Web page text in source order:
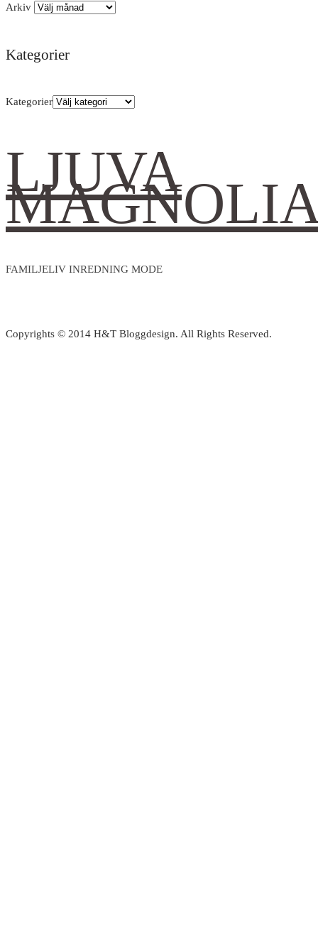
Arkiv
Kategorier
Kategorier
LJUVA
FAMILJELIV INREDNING MODE
Copyrights © 2014 H&T Bloggdesign. All Rights Reserved.